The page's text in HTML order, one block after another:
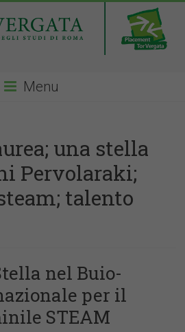
Menu
una stella
Pervolaraki;
talento
nel Buio-
per il
STEAM